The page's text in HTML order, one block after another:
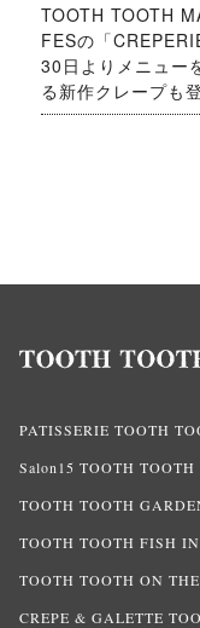
TOOTH TOOTH
FESの「
30日よりメニュー
る新作クレープも
PATISSERIE TOOTH
Salon15 TOOTH
TOOTH TOOTH
TOOTH TOOTH FISH
TOOTH TOOTH ON
CREPE & GALETTE